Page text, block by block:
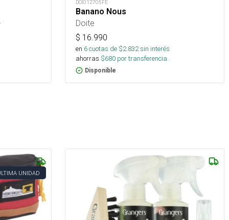
DOI012705FE
Banano Nous
Doite
$ 16.990
en 6cuotas de $2.832sin interés
ahorras $680 por transferencia.
Disponible
UNIDAD